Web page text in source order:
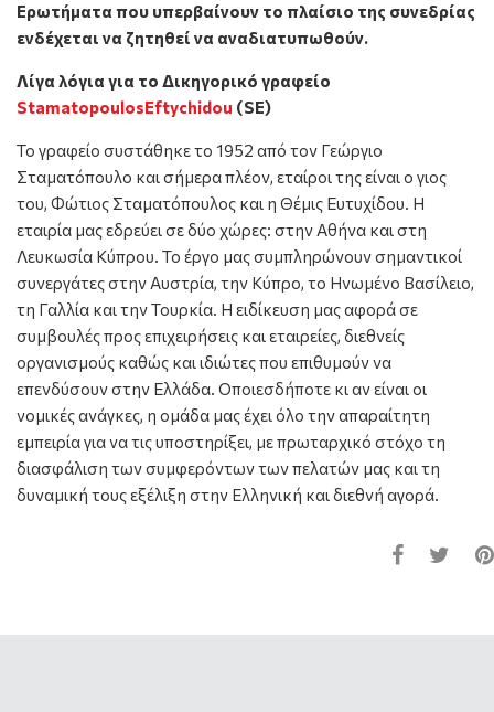
Ερωτήματα που υπερβαίνουν το πλαίσιο της συνεδρίας
ενδέχεται να ζητηθεί να αναδιατυπωθούν.
Λίγα λόγια για το Δικηγορικό γραφείο
StamatopoulosEftychidou (SE)
Το γραφείο συστάθηκε το 1952 από τον Γεώργιο
Σταματόπουλο και σήμερα πλέον, εταίροι της είναι ο γιος
του, Φώτιος Σταματόπουλος και η Θέμις Ευτυχίδου. Η
εταιρία μας εδρεύει σε δύο χώρες: στην Αθήνα και στη
Λευκωσία Κύπρου. Το έργο μας συμπληρώνουν σημαντικοί
συνεργάτες στην Αυστρία, την Κύπρο, το Ηνωμένο Βασίλειο,
τη Γαλλία και την Τουρκία. Η ειδίκευση μας αφορά σε
συμβουλές προς επιχειρήσεις και εταιρείες, διεθνείς
οργανισμούς καθώς και ιδιώτες που επιθυμούν να
επενδύσουν στην Ελλάδα. Οποιεσδήποτε κι αν είναι οι
νομικές ανάγκες, η ομάδα μας έχει όλο την απαραίτητη
εμπειρία για να τις υποστηρίξει, με πρωταρχικό στόχο τη
διασφάλιση των συμφερόντων των πελατών μας και τη
δυναμική τους εξέλιξη στην Ελληνική και διεθνή αγορά.